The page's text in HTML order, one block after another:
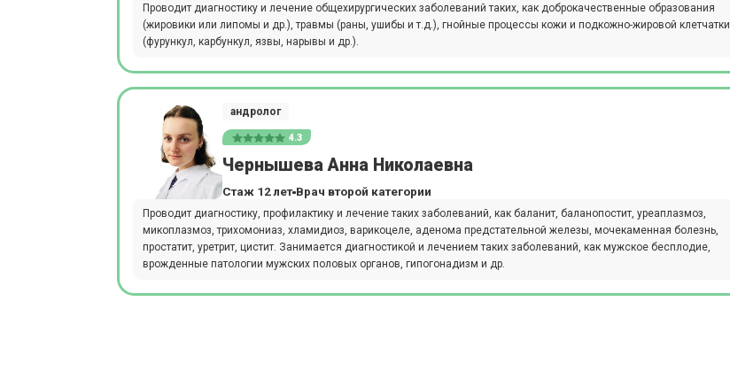
Проводит диагностику и лечение общехирургических заболеваний таких, как доброкачественные образования
(жировики или липомы и др.), травмы (раны, ушибы и т.д.), гнойные процессы кожи и подкожно-жировой клетчатки
(фурункул, карбункул, язвы, нарывы и др.).
андролог
4.3
Чернышева Анна Николаевна
Стаж 12 лет Врач второй категории
Проводит диагностику, профилактику и лечение таких заболеваний, как баланит, баланопостит, уреаплазмоз,
микоплазмоз, трихомониаз, хламидиоз, варикоцеле, аденома предстательной железы, мочекаменная болезнь,
простатит, уретрит, цистит. Занимается диагностикой и лечением таких заболеваний, как мужское бесплодие,
врожденные патологии мужских половых органов, гипогонадизм и др.